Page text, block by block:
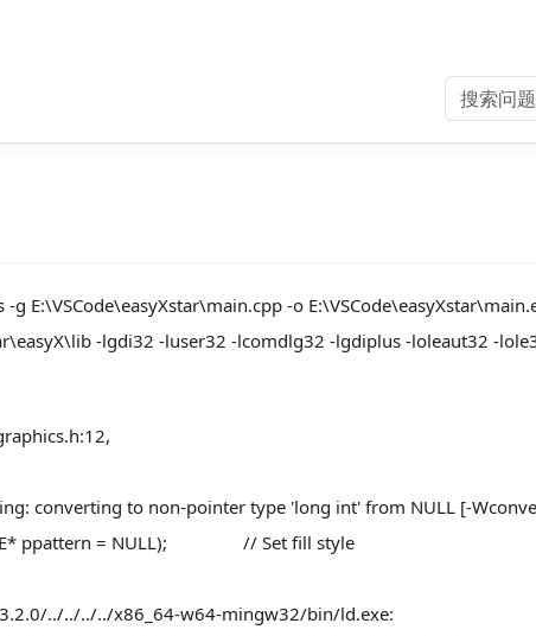
E:\VSCode\easyXstar\main.cpp -o
-lgdi32 -luser32 -lcomdlg32 -lgdiplus -loleaut32 -
converting to non-pointer type 'long int' from NULL [-
ppattern = NULL); // Set fill style
../../../../x86_64-w64-mingw32/bin/ld.exe: